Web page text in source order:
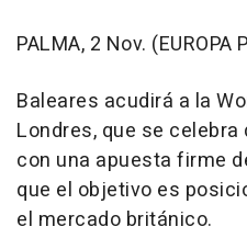
PALMA, 2 Nov. (EUROPA
Baleares acudirá a la
Londres, que se
con una apuesta firme
que el objetivo es
el mercado británico.